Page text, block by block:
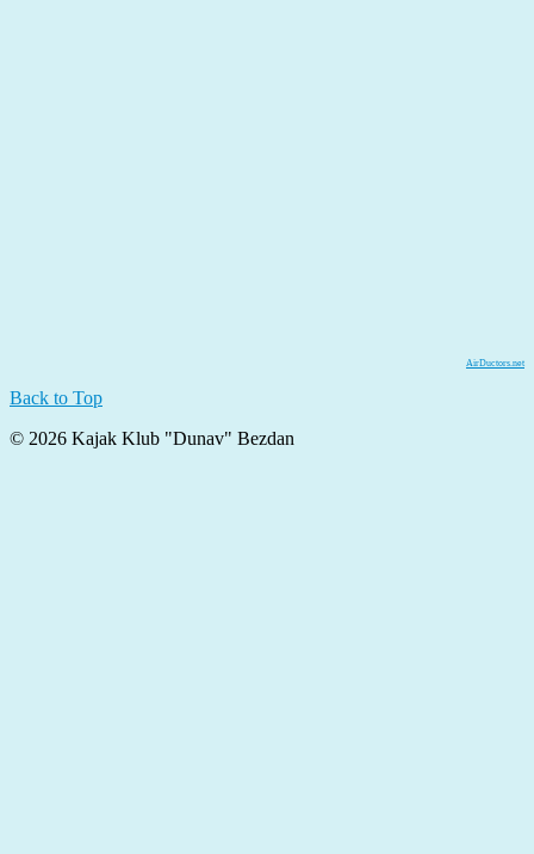
AirDuctors.net
Back to Top
© 2026 Kajak Klub "Dunav" Bezdan